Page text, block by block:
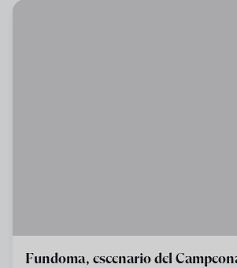
Fundoma, escenario del